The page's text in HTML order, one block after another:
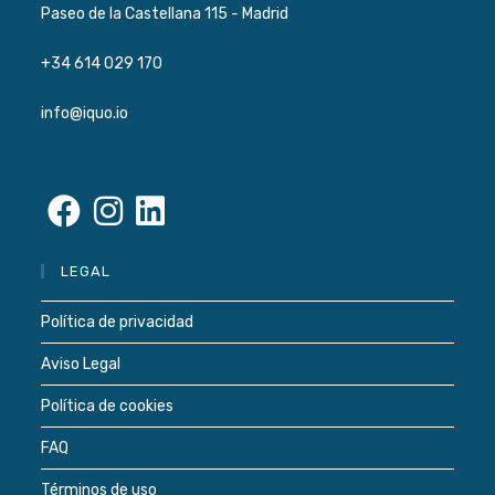
Paseo de la Castellana 115 - Madrid
+34 614 029 170
info@iquo.io
abre
nueva
abre
nueva
LEGAL
Política de privacidad
Aviso Legal
Política de cookies
FAQ
Términos de uso